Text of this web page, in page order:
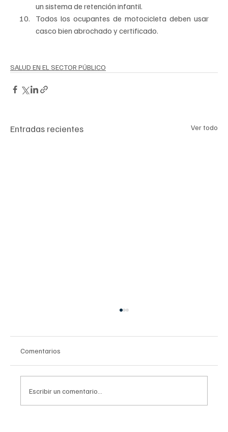
un sistema de retención infantil.
Todos los ocupantes de motocicleta deben usar
casco bien abrochado y certificado.
SALUD EN EL SECTOR PÚBLICO
Entradas recientes Ver todo
Comentarios
Escribir un comentario...